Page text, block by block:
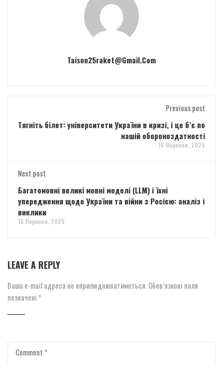
Taison25raket@gmail.com
Previous post
Тягніть білет: університети України в кризі, і це б’є по
нашій обороноздатності
16 Вересня, 2025
Next post
Багатомовні великі мовні моделі (LLM) і їхні
упередження щодо України та війни з Росією: аналіз і
виклики
16 Вересня, 2025
LEAVE A REPLY
Ваша e-mail адреса не оприлюднюватиметься. Обов’язкові поля
позначені *